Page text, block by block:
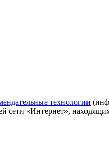
технологии
сети «Интернет»,